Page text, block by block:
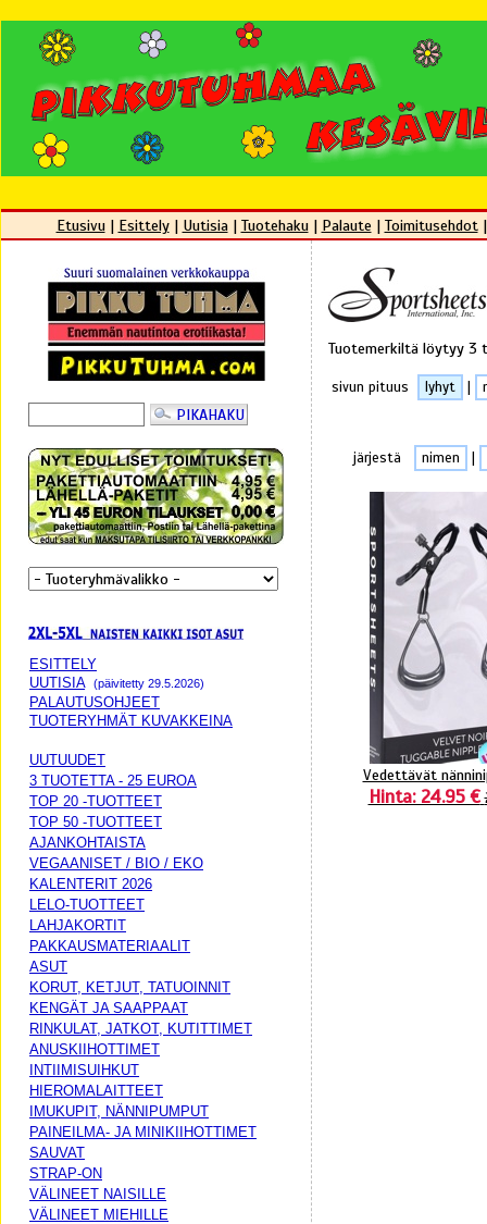
Etusivu| Esittely| Uutisia| Tuotehaku| Palaute | Toimitusehdot
ESITTELY
UUTISIA
(päivitetty 29.5.2026)
PALAUTUSOHJEET
TUOTERYHMÄT KUVAKKEINA
UUTUUDET
3 TUOTETTA - 25 EUROA
TOP 20 -TUOTTEET
TOP 50 -TUOTTEET
AJANKOHTAISTA
VEGAANISET / BIO / EKO
KALENTERIT 2026
LELO-TUOTTEET
LAHJAKORTIT
PAKKAUSMATERIAALIT
ASUT
KORUT, KETJUT, TATUOINNIT
KENGÄT JA SAAPPAAT
RINKULAT, JATKOT, KUTITTIMET
ANUSKIIHOTTIMET
INTIIMISUIHKUT
HIEROMALAITTEET
IMUKUPIT, NÄNNIPUMPUT
PAINEILMA- JA MINIKIIHOTTIMET
SAUVAT
STRAP-ON
VÄLINEET NAISILLE
VÄLINEET MIEHILLE
Tuotemerkiltä löytyy 3
sivun pituus lyhyt
järjestä nimen
Vedettävät
Hinta: 24.95 €